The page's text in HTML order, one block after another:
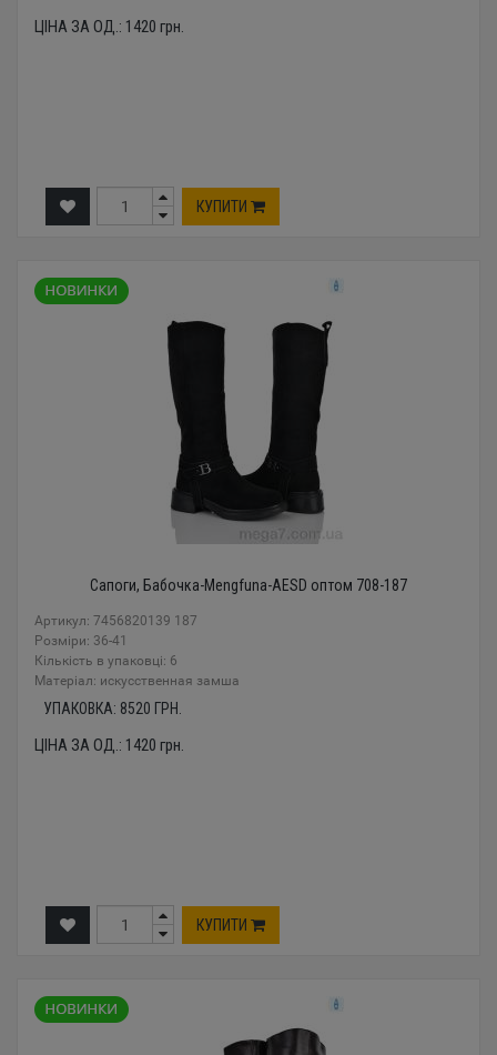
ЦІНА ЗА ОД.: 1420 грн.
КУПИТИ
Сапоги, Бабочка-Mengfuna-AESD оптом 708-187
Артикул: 7456820139 187
Розміри: 36-41
Кількість в упаковці: 6
Mатеріал: искусственная замша
УПАКОВКА: 8520 ГРН.
ЦІНА ЗА ОД.: 1420 грн.
КУПИТИ